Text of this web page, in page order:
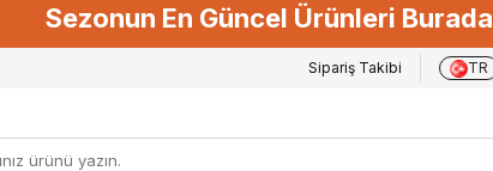
Sezonun En Güncel Ürünleri Burada
Sipariş Takibi TR